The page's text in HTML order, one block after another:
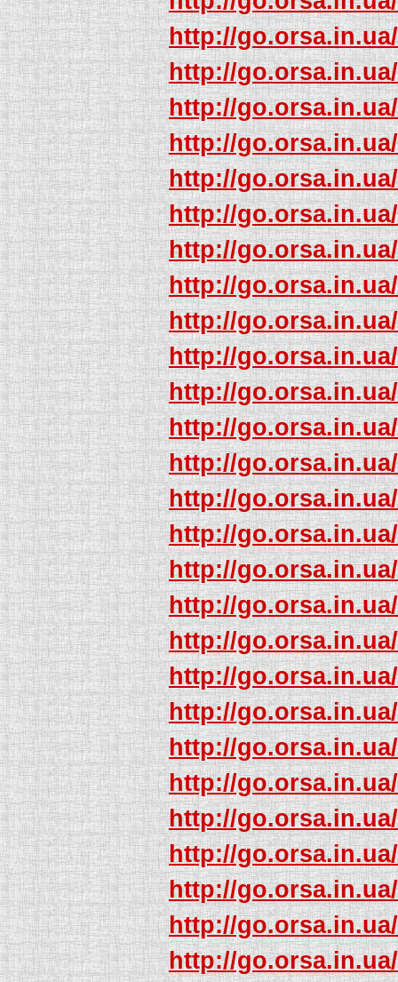
http://
http://
http://
http://
http://
http://
http://
http://
http://
http://
http://
http://
http://
http://
http://
http://
http://
http://
http://
http://
http://
http://
http://
http://
http://
http://
http://